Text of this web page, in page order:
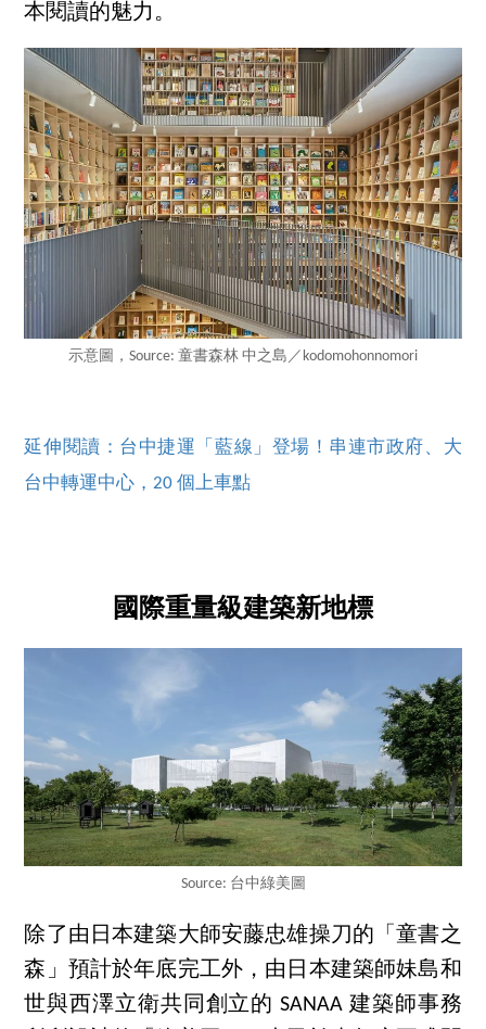
本閱讀的魅力。
示意圖，Source: 童書森林 中之島／kodomohonnomori
延伸閱讀：台中捷運「藍線」登場！串連市政府、大
台中轉運中心，20 個上車點
國際重量級建築新地標
Source: 台中綠美圖
除了由日本建築大師安藤忠雄操刀的「童書之
森」預計於年底完工外，由日本建築師妹島和
世與西澤立衛共同創立的 SANAA 建築師事務